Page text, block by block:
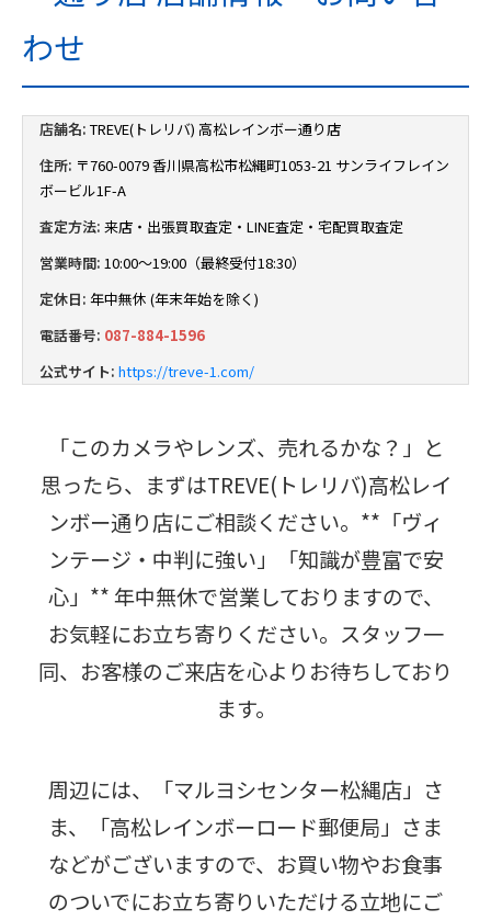
わせ
店舗名: TREVE(トレリバ) 高松レインボー通り店
住所: 〒760-0079 香川県高松市松縄町1053-21 サンライフレイン
ボービル1F-A
査定方法: 来店・出張買取査定・LINE査定・宅配買取査定
営業時間: 10:00～19:00（最終受付18:30）
定休日: 年中無休 (年末年始を除く)
電話番号: 087-884-1596
公式サイト: https://treve-1.com/
「このカメラやレンズ、売れるかな？」と
思ったら、まずはTREVE(トレリバ)高松レイ
ンボー通り店にご相談ください。**「ヴィ
ンテージ・中判に強い」「知識が豊富で安
心」** 年中無休で営業しておりますので、
お気軽にお立ち寄りください。スタッフ一
同、お客様のご来店を心よりお待ちしており
ます。
周辺には、「マルヨシセンター松縄店」さ
ま、「高松レインボーロード郵便局」さま
などがございますので、お買い物やお食事
のついでにお立ち寄りいただける立地にご